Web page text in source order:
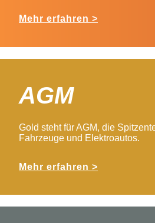
Mehr erfahren >
AGM
Gold steht für AGM, die
Fahrzeuge und Elektroautos.
Mehr erfahren >